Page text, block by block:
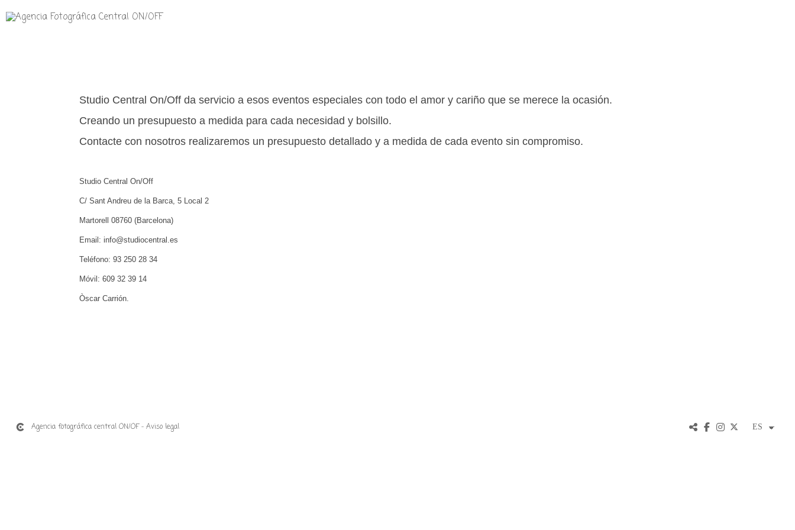
Studio Central On/Off da servicio a esos eventos especiales con todo el amor y cariño que se merece la ocasión.
Creando un presupuesto a medida para cada necesidad y bolsillo.
Contacte con nosotros realizaremos un presupuesto detallado y a medida de cada evento sin compromiso.
Studio Central On/Off
C/ Sant Andreu de la Barca, 5 Local 2
Martorell 08760 (Barcelona)
Email: info@studiocentral.es
Teléfono: 93 250 28 34
Móvil: 609 32 39 14
Òscar Carrión.
Agencia fotográfica central ON/OF- Aviso legal